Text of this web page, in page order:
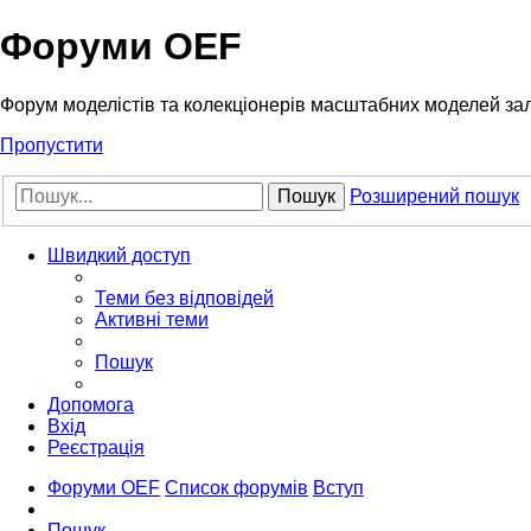
Форуми OEF
Форум моделістів та колекціонерів масштабних моделей
Пропустити
Пошук Розширений пошук
Швидкий доступ
Теми без відповідей
Активні теми
Пошук
Допомога
Вхід
Реєстрація
Форуми OEF Список форумів Вступ